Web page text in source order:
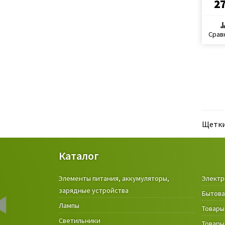
Каталог
Элементы питания, аккумуляторы,
зарядные устройства
Лампы
Светильники